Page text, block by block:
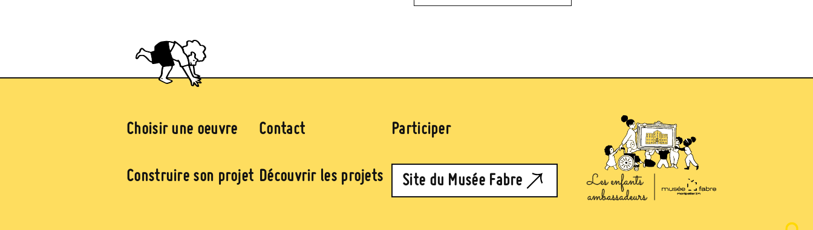
Pied de page (jaune)
Choisir une oeuvre
Construire son projet
Contact
Découvrir les projets
Participer
Site du Musée Fabre